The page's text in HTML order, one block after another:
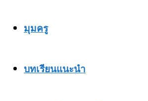
มุมครู
บทเรียนแนะนำ